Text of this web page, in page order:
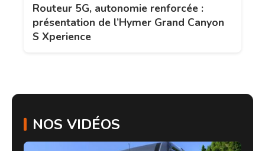
Routeur 5G, autonomie renforcée :
présentation de l’Hymer Grand Canyon
S Xperience
NOS VIDÉOS